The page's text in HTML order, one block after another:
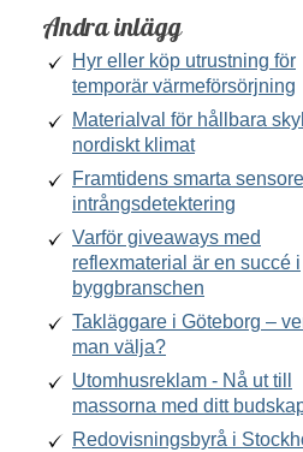
Andra inlägg
Hyr eller köp utrustning för
temporär värmeförsörjning
Materialval för hållbara
nordiskt klimat
Framtidens smarta
intrångsdetektering
Varför giveaways med
reflexmaterial är en succé i
byggbranschen
Takläggare i Göteborg –
man välja?
Utomhusreklam - Nå ut till
massorna med ditt
Redovisningsbyrå i